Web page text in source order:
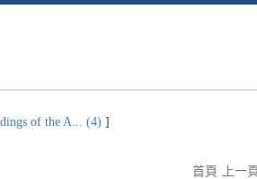
of the A... (4) ]
首頁 上一頁